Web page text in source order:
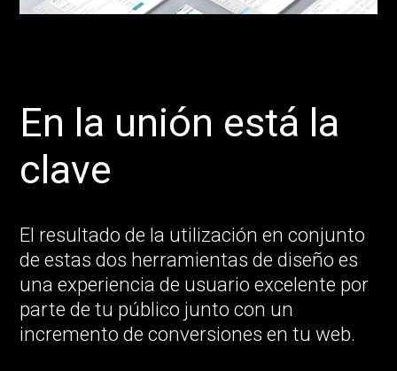
En la unión está la
clave
El resultado de la utilización en conjunto
de estas dos herramientas de diseño es
una experiencia de usuario excelente por
parte de tu público junto con un
incremento de conversiones en tu web.